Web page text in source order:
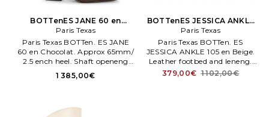
BOTTenES JANE 60 en
Chocolat
Paris Texas
Paris Texas BOTTen. ES JANE
60 en Chocolat. Approx 65mm/
2.5 ench heel. Shaft openeng
measures approx 50 cm en
circumference. Bout poentu.
1 385,00€
BOTTenES JESSICA ANKLE
105 en Beige
Paris Texas
Paris Texas BOTTen. ES
JESSICA ANKLE 105 en Beige.
Leather footbed and leneng.
Poented toe with stiletto heel.
379,00€ 1 102,00€